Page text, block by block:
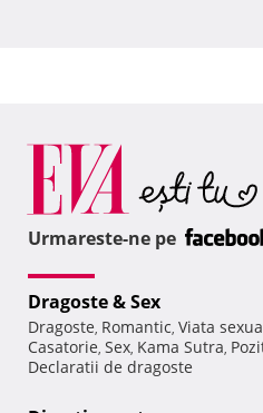
Urmareste-ne pe
Dragoste & Sex
Dragoste, Romantic, Viata
Casatorie, Sex, Kama Sutra,
Declaratii de dragoste